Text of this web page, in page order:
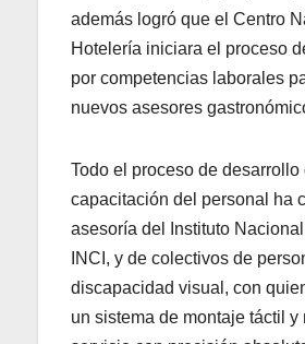
además logró que el Centro
Hotelería iniciara el proceso
por competencias laborales
nuevos asesores
Todo el proceso de desarrollo
capacitación del personal ha
asesoría del Instituto
INCI, y de colectivos de
discapacidad visual, con
un sistema de montaje táctil y